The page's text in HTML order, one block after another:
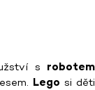
s robotem
Lego si děti